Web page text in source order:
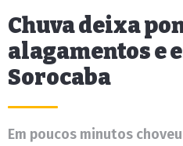
Chuva deixa
alagamentos e
Sorocaba
Em poucos minutos